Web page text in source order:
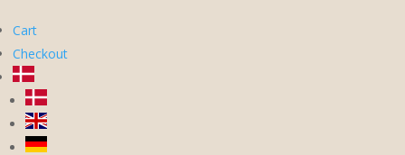
Cart
Checkout